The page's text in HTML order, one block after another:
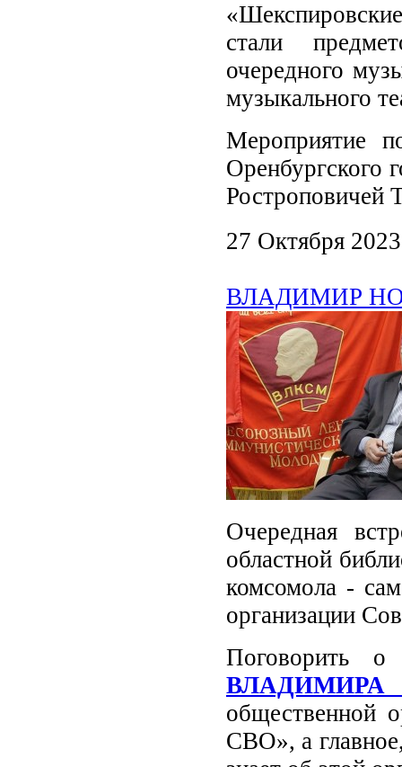
стали
очередного
музыкального
Мероприятие
Оренбургского
Ростроповичей
27 Октября 2023
ВЛАДИМИР
Очередная
областной
комсомола -
организации
Поговорить
общественной
СВО», а